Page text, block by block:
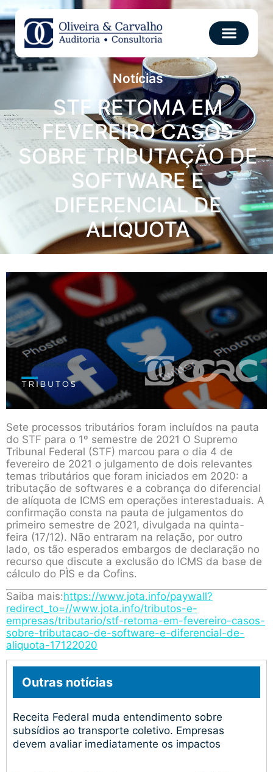
Notícias
STF RETOMA EM
FEVEREIRO CASOS
SOBRE TRIBUTAÇÃO DE
SOFTWARE E
DIFERENCIAL DE
ALÍQUOTA
Sete processos tributários foram incluídos na pauta
do STF para o 1º semestre de 2021 O Supremo
Tribunal Federal (STF) marcou para o dia 4 de
fevereiro de 2021 o julgamento de dois relevantes
temas tributários que foram iniciados em 2020: a
tributação de softwares e a cobrança do diferencial
de alíquota de ICMS em operações interestaduais. A
confirmação consta na pauta de julgamentos do
primeiro semestre de 2021, divulgada na quinta-
feira (17/12). Não entraram na relação, por outro
lado, os tão esperados embargos de declaração no
recurso que discute a exclusão do ICMS da base de
cálculo do PÌS e da Cofins.
Saiba mais:https://www.jota.info/paywall?
redirect_to=//www.jota.info/tributos-e-
empresas/tributario/stf-retoma-em-fevereiro-casos-
sobre-tributacao-de-software-e-diferencial-de-
aliquota-17122020
Outras notícias
Receita Federal muda entendimento sobre
subsídios ao transporte coletivo. Empresas
devem avaliar imediatamente os impactos